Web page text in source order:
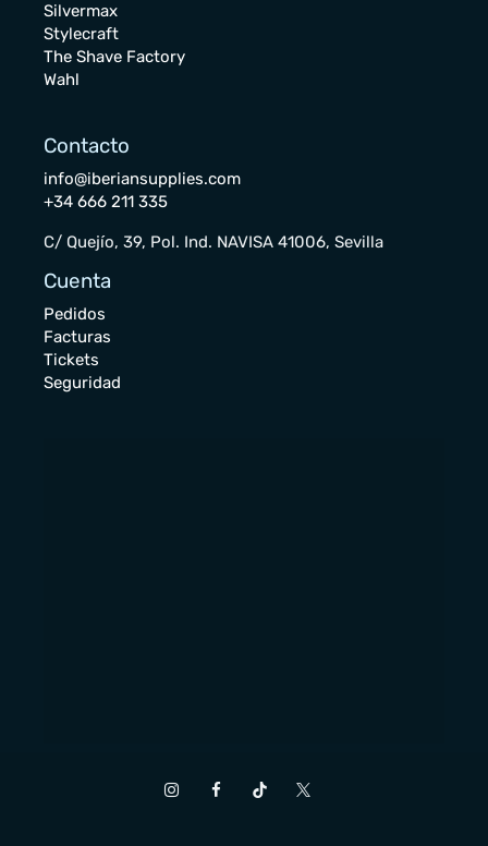
Silvermax
Stylecraft
The Shave Factory
Wahl
Contacto
info@iberiansupplies.com
+34 666 211 335
C/ Quejío, 39, Pol. Ind. NAVISA 41006, Sevilla
Cuenta
Pedidos
Facturas
Tickets
Seguridad